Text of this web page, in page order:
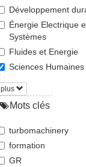
Développement
Énergie Electrique
Systèmes
Fluides et Energie
Sciences
plus
Mots clés
turbomachinery
formation
GR